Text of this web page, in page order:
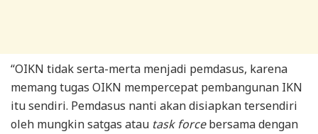
“OIKN tidak serta-merta menjadi pemdasus, karena
memang tugas OIKN mempercepat pembangunan IKN
itu sendiri. Pemdasus nanti akan disiapkan tersendiri
oleh mungkin satgas atau task forcebersama dengan